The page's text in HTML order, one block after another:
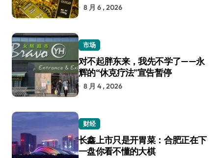
8 月 6 , 2026
市场
对不起胖东来，我先不学了——永
辉的“休克疗法”宣告暂停
8 月 4 , 2026
财经
长鑫上市只是开胃菜：合肥正在下
一盘你看不懂的大棋